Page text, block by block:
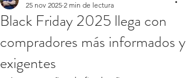
Black Friday 2025 llega con
compradores más informados y
exigentes
25 nov 2025 2 min de lectura